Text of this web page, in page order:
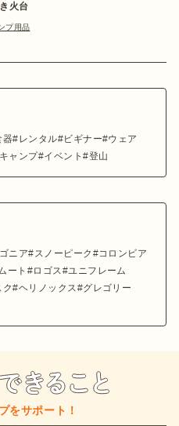
火台
プ用品
器 レンタル ビギナー
ウェア
ャンプ イベント 登山
ニア スノーピーク
コロンビア
ート ロゴス
ユニフレーム
ク ヘリノックス
グレゴリー
をサポート！